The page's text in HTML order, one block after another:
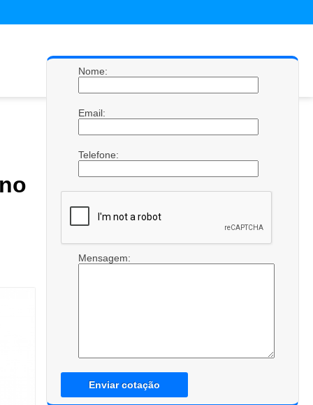
Nome:
Email:
Telefone:
Mensagem:
Enviar cotação